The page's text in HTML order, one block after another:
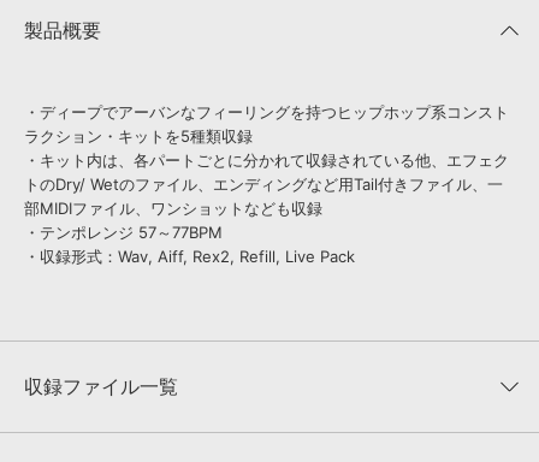
製品概要
・ディープでアーバンなフィーリングを持つヒップホップ系コンスト
ラクション・キットを5種類収録
・キット内は、各パートごとに分かれて収録されている他、エフェク
トのDry/ Wetのファイル、エンディングなど用Tail付きファイル、一
部MIDIファイル、ワンショットなども収録
・テンポレンジ 57～77BPM
・収録形式：Wav, Aiff, Rex2, Refill, Live Pack
収録ファイル一覧